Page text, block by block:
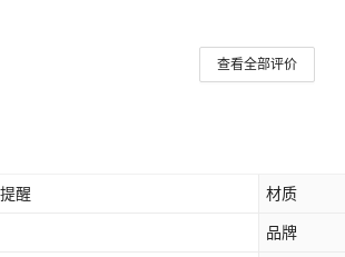
查看全部评价
醒 材质
品牌